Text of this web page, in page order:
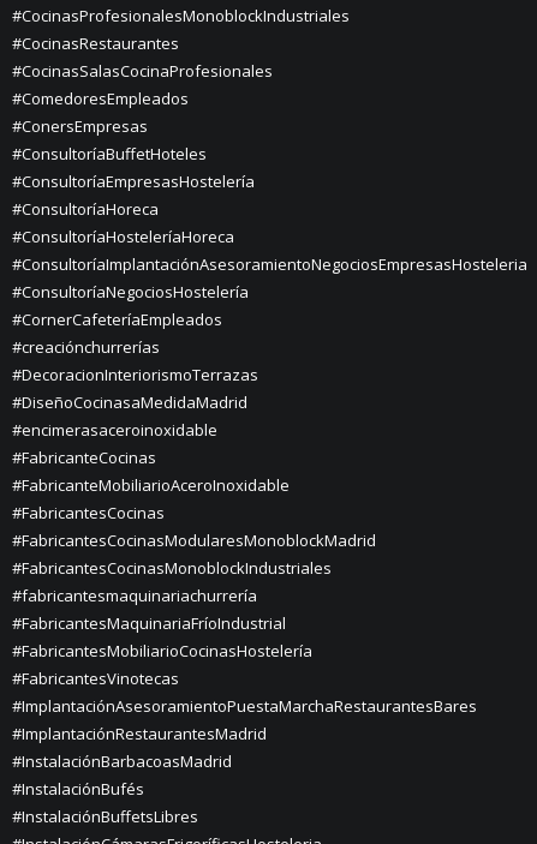
#CocinasProfesionalesMonoblockIndustriales
#CocinasRestaurantes
#CocinasSalasCocinaProfesionales
#ComedoresEmpleados
#ConersEmpresas
#ConsultoríaBuffetHoteles
#ConsultoríaEmpresasHostelería
#ConsultoríaHoreca
#ConsultoríaHosteleríaHoreca
#ConsultoríaImplantaciónAsesoramientoNegociosEmpresasHosteleria
#ConsultoríaNegociosHostelería
#CornerCafeteríaEmpleados
#creaciónchurrerías
#DecoracionInteriorismoTerrazas
#DiseñoCocinasaMedidaMadrid
#encimerasaceroinoxidable
#FabricanteCocinas
#FabricanteMobiliarioAceroInoxidable
#FabricantesCocinas
#FabricantesCocinasModularesMonoblockMadrid
#FabricantesCocinasMonoblockIndustriales
#fabricantesmaquinariachurrería
#FabricantesMaquinariaFríoIndustrial
#FabricantesMobiliarioCocinasHostelería
#FabricantesVinotecas
#ImplantaciónAsesoramientoPuestaMarchaRestaurantesBares
#ImplantaciónRestaurantesMadrid
#InstalaciónBarbacoasMadrid
#InstalaciónBufés
#InstalaciónBuffetsLibres